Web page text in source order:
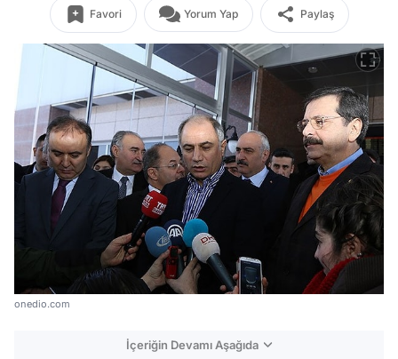
Favori Yorum Yap Paylaş
onedio.com
İçeriğin Devamı Aşağıda